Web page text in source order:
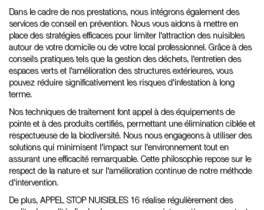
Dans le cadre de nos prestations, nous intégrons également des
services de conseil en prévention. Nous vous aidons à mettre en
place des stratégies efficaces pour limiter l'attraction des nuisibles
autour de votre domicile ou de votre local professionnel. Grâce à des
conseils pratiques tels que la gestion des déchets, l'entretien des
espaces verts et l'amélioration des structures extérieures, vous
pouvez réduire significativement les risques d'infestation à long
terme.
Nos techniques de traitement font appel à des équipements de
pointe et à des produits certifiés, permettant une élimination ciblée et
respectueuse de la biodiversité. Nous nous engageons à utiliser des
solutions qui minimisent l'impact sur l'environnement tout en
assurant une efficacité remarquable. Cette philosophie repose sur le
respect de la nature et sur l'amélioration continue de notre méthode
d'intervention.
De plus, APPEL STOP NUISIBLES 16 réalise régulièrement des